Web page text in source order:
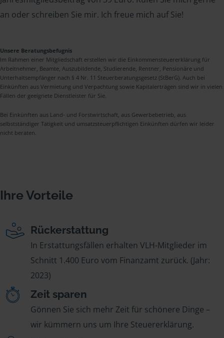
an oder schreiben Sie mir. Ich freue mich auf Sie!
Unsere Beratungsbefugnis
Im Rahmen einer Mitgliedschaft erstellen wir die Einkommensteuererklärung für
Arbeitnehmer, Beamte, Auszubildende, Studierende, Rentner, Pensionäre und
Unterhaltsempfänger nach § 4 Nr. 11 Steuerberatungsgesetz (StBerG). Auch bei
Einkünften aus Vermietung und Verpachtung sowie Kapitalerträgen sind wir in vielen
Fällen der geeignete Dienstleister für Sie.
Bei Einkünften aus Land- und Forstwirtschaft, aus Gewerbebetrieb, aus
selbstständiger Tätigkeit und umsatzsteuerpflichtigen Einkünften dürfen wir leider
nicht beraten.
Ihre Vorteile
Rückerstattung
In Erstattungsfällen erhalten VLH-Mitglieder im
Schnitt 1.400 Euro vom Finanzamt zurück. (Jahr:
2023)
Zeit sparen
Gönnen Sie sich mehr Zeit für schönere Dinge –
wir kümmern uns um Ihre Steuererklärung.